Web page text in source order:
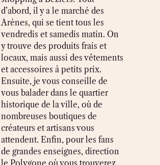
d’abord, il y a le marché des
Arènes, qui se tient tous les
vendredis et samedis matin. On
y trouve des produits frais et
locaux, mais aussi des vêtements
et accessoires à petits prix.
Ensuite, je vous conseille de
vous balader dans le quartier
historique de la ville, où de
nombreuses boutiques de
créateurs et artisans vous
attendent. Enfin, pour les fans
de grandes enseignes, direction